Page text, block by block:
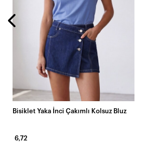
Bisiklet Yaka İnci Çakımlı Kolsuz Bluz
6,72